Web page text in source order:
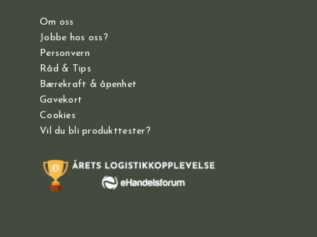
Om oss
Jobbe hos oss?
Personvern
Råd & Tips
Bærekraft & åpenhet
Gavekort
Cookies
Vil du bli produkttester?